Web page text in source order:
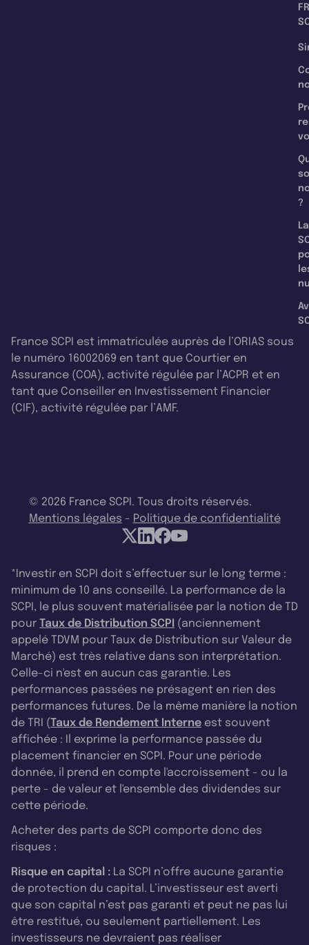
?
La
France SCPI est immatriculée auprès de l’ORIAS sous
le numéro 16002069 en tant que Courtier en
Assurance (COA), activité régulée par l’ACPR et en
tant que Conseiller en Investissement Financier
(CIF), activité régulée par l’AMF.
© 2026 France SCPI. Tous droits réservés.
Mentions légales - Politique de confidentialité
*Investir en SCPI doit s’effectuer sur le long terme :
minimum de 10 ans conseillé. La performance de la
SCPI, le plus souvent matérialisée par la notion de TD
pour Taux de Distribution SCPI (anciennement
appelé TDVM pour Taux de Distribution sur Valeur de
Marché) est très relative dans son interprétation.
Celle-ci n'est en aucun cas garantie. Les
performances passées ne présagent en rien des
performances futures. De la même manière la notion
de TRI (Taux de Rendement Interne est souvent
affichée : Il exprime la performance passée du
placement financier en SCPI. Pour une période
donnée, il prend en compte l'accroissement - ou la
perte - de valeur et l'ensemble des dividendes sur
cette période.
Acheter des parts de SCPI comporte donc des
risques :
Risque en capital : La SCPI n’offre aucune garantie
de protection du capital. L’investisseur est averti
que son capital n’est pas garanti et peut ne pas lui
être restitué, ou seulement partiellement. Les
investisseurs ne devraient pas réaliser